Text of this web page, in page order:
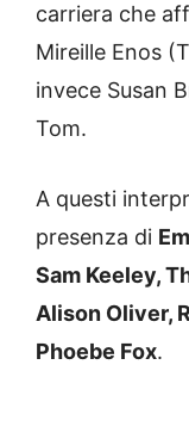
carriera che
Mireille Enos
invece Susan
Tom.
A questi
presenza di
Sam Keeley,
Alison Oliver,
Phoebe Fox.